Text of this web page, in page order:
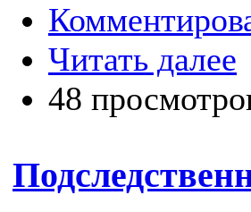
Читать далее
48